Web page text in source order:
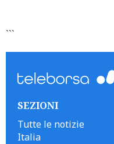
```
SEZIONI
Tutte le notizie
Italia